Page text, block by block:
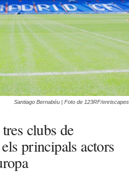
Santiago Bernabéu | Foto de 123RF/enriscapes
clubs de
principals actors